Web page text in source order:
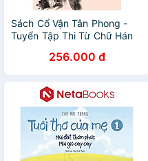
Sách Cổ Vận Tân Phong -
Tuyển Tập Thi Từ Chữ Hán
256.000 đ